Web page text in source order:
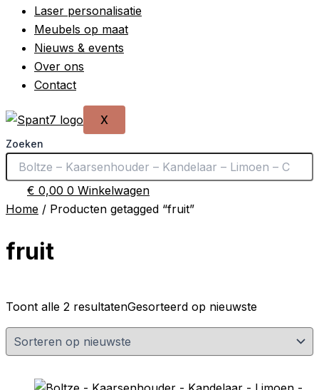
Laser personalisatie
Meubels op maat
Nieuws & events
Over ons
Contact
X
Zoeken
€ 0,00 0 Winkelwagen
Home / Producten getagged “fruit”
fruit
Toont alle 2 resultatenGesorteerd op nieuwste